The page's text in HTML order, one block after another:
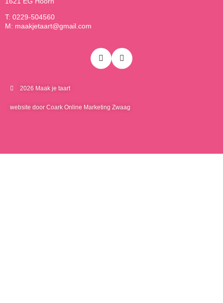
T: 0229-504560
M: maakjetaart@gmail.com
2026 Maak je taart
website door Coark Online Marketing Zwaag